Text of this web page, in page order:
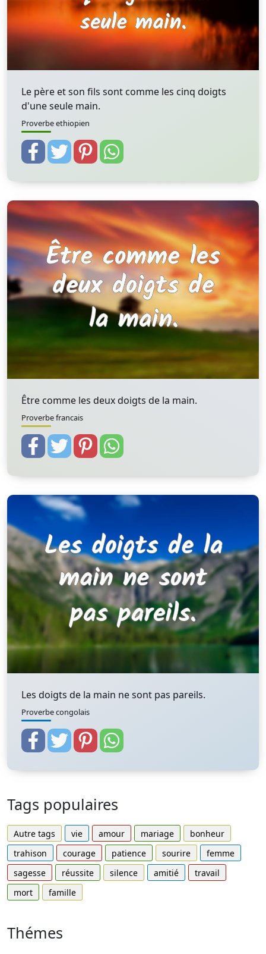
Le père et son fils sont comme les cinq doigts
d'une seule main.
Proverbe ethiopien
Être comme les deux doigts de la main.
Proverbe francais
Les doigts de la main ne sont pas pareils.
Proverbe congolais
Tags populaires
Autre tags vie amour mariage
bonheur
trahison
courage patience sourire
femme
sagesse
réussite silence amitié
travail
mort
famille
Thémes